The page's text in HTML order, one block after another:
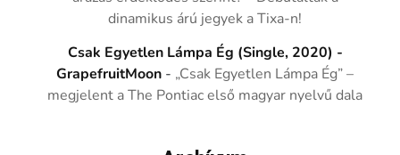
dinamikus árú jegyek a Tixa-n!
Csak Egyetlen Lámpa Ég (Single, 2020) -
GrapefruitMoon - „Csak Egyetlen Lámpa Ég” –
megjelent a The Pontiac első magyar nyelvű dala